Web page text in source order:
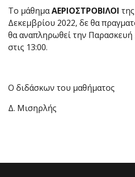
Το μάθημαΑΕΡΙΟΣΤΡΟΒΙΛΟΙ
Δεκεμβρίου 2022, δε θα
θα αναπληρωθεί την Παρασκευή
στις 13:00.
Ο διδάσκων του μαθήματος
Δ. Μισηρλής